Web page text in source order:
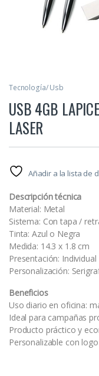
Tecnología/ Usb
USB 4GB
LASER
Añadir a la lista de
Descripción técnica
Material: Metal
Sistema: Con tapa /
Tinta: Azul o Negra
Medida: 14.3 x 1.8 cm
Presentación:
Personalización:
Beneficios
Uso diario en oficina:
Ideal para campañas
Producto práctico y
Personalizable con